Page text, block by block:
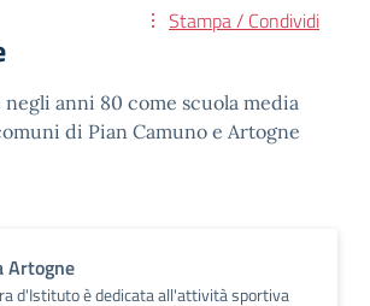
Stampa / Condividi
negli anni 80 come scuola media
di Pian Camuno e Artogne
Artogne
d'Istituto è dedicata all'attività sportiva